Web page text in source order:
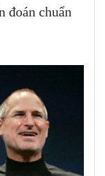
đoán chuẩn